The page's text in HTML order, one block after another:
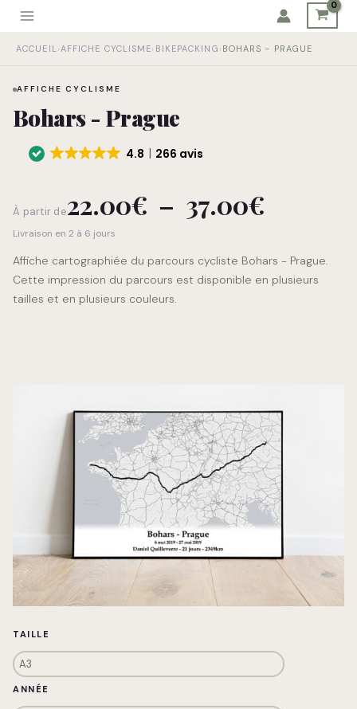
Aller
contenu
ACCUEIL › AFFICHE CYCLISME› BIKEPACKING › BOHARS - PRAGUE
AFFICHE CYCLISME
Bohars - Prague
4.8 266 avis
À partir de22.00€ – 37.00€
Plage
à
37.00€
Livraison en 2 à 6 jours
Affiche cartographiée du parcours cycliste Bohars - Prague.
Cette impression du parcours est disponible en plusieurs
tailles et en plusieurs couleurs.
TAILLE
ANNÉE
-
Prague